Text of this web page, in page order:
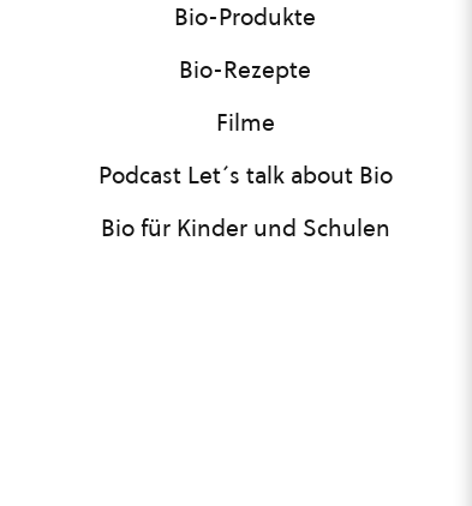
Bio-Produkte
Bio-Rezepte
Filme
Podcast Let´s talk about Bio
Bio für Kinder und Schulen